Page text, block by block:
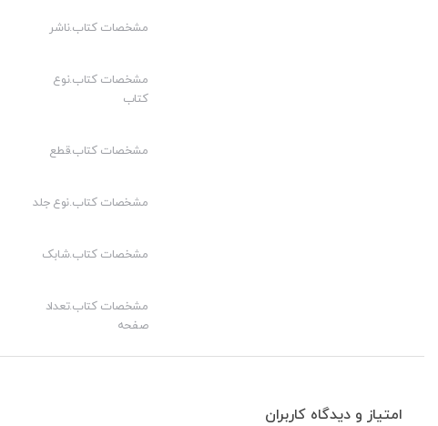
مشخصات کتاب.ناشر
مشخصات کتاب.نوع
کتاب
مشخصات کتاب.قطع
مشخصات کتاب.نوع جلد
مشخصات کتاب.شابک
مشخصات کتاب.تعداد
صفحه
امتیاز و دیدگاه کاربران